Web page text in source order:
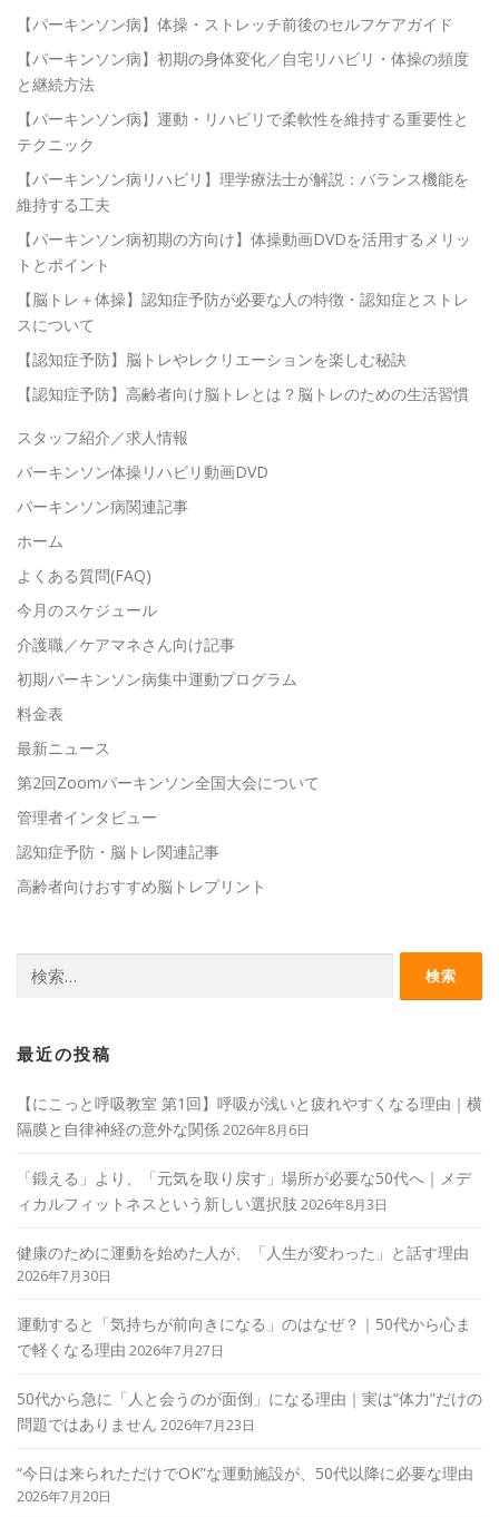
【パーキンソン病】体操・ストレッチ前後のセルフケアガイド
【パーキンソン病】初期の身体変化／自宅リハビリ・体操の頻度
と継続方法
【パーキンソン病】運動・リハビリで柔軟性を維持する重要性と
テクニック
【パーキンソン病リハビリ】理学療法士が解説：バランス機能を
維持する工夫
【パーキンソン病初期の方向け】体操動画DVDを活用するメリッ
トとポイント
【脳トレ＋体操】認知症予防が必要な人の特徴・認知症とストレ
スについて
【認知症予防】脳トレやレクリエーションを楽しむ秘訣
【認知症予防】高齢者向け脳トレとは？脳トレのための生活習慣
スタッフ紹介／求人情報
パーキンソン体操リハビリ動画DVD
パーキンソン病関連記事
ホーム
よくある質問(FAQ)
今月のスケジュール
介護職／ケアマネさん向け記事
初期パーキンソン病集中運動プログラム
料金表
最新ニュース
第2回Zoomパーキンソン全国大会について
管理者インタビュー
認知症予防・脳トレ関連記事
高齢者向けおすすめ脳トレプリント
索:
最近の投稿
【にこっと呼吸教室 第1回】呼吸が浅いと疲れやすくなる理由｜横
隔膜と自律神経の意外な関係2026年8月6日
「鍛える」より、「元気を取り戻す」場所が必要な50代へ｜メデ
ィカルフィットネスという新しい選択肢 2026年8月3日
健康のために運動を始めた人が、「人生が変わった」と話す理由
2026年7月30日
運動すると「気持ちが前向きになる」のはなぜ？｜50代から心ま
で軽くなる理由 2026年7月27日
50代から急に「人と会うのが面倒」になる理由｜実は“体力”だけの
問題ではありません 2026年7月23日
“今日は来られただけでOK”な運動施設が、50代以降に必要な理由
2026年7月20日